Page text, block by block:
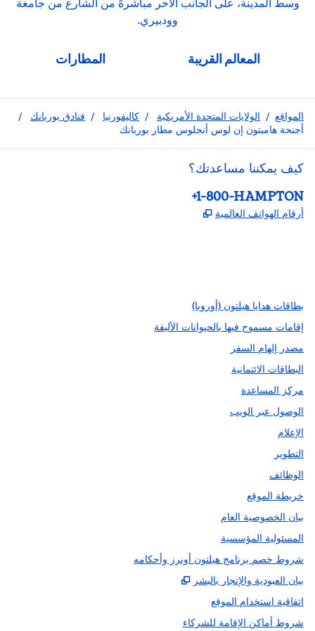
وسط المدينة، على الجانب الآخر مباشرةً من الشارع من جامعة
وودبيري.
المعالم القريبة المطارات
المواقع / الولايات المتحدة الأمريكية / كاليفورنيا / فنادق بوربانك
/
أجنحة هامبتون إن لوس أنجلوس مطار بوربانك
كيف يمكننا مساعدتك؟
الهاتف:
+1-800-HAMPTON
أرقام الهواتف العالمية
بطاقات هدايا هيلتون (أوروبا)
إقامات مسموح فيها بالحيوانات الأليفة
مصدر إلهام السفر
البطاقات الائتمانية
مركز المساعدة
الوصول عبر الويب
الإعلام
التطوير
الوظائف
خريطة الموقع
بيان الخصوصية العام
المسئولية المؤسسية
شروط خصم برنامج هيلتون أونرز وأحكامه
بيان العبودية والإتجار بالبشر
اتفاقية استخدام الموقع
شروط أماكن الإقامة للشركاء